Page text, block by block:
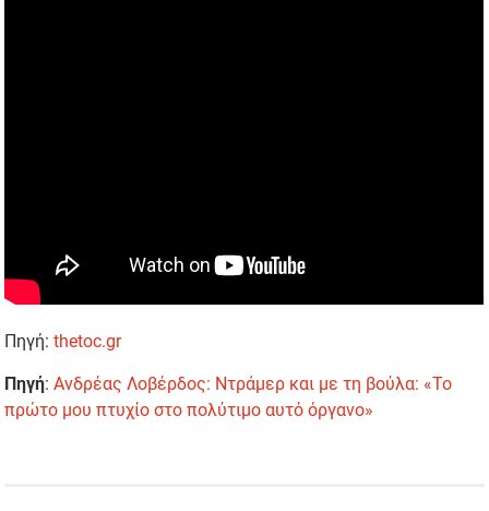
Πηγή:thetoc.gr
Πηγή:Ανδρέας Λοβέρδος: Ντράμερ και με τη βούλα: «Το
πρώτο μου πτυχίο στο πολύτιμο αυτό όργανο»